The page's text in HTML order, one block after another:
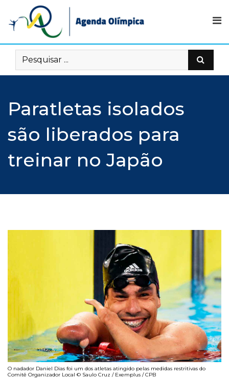
content
Paratletas isolados
são liberados para
treinar no Japão
O nadador Daniel Dias foi um dos atletas atingido pelas medidas restritivas do
Comitê Organizador Local © Saulo Cruz / Exemplus / CPB